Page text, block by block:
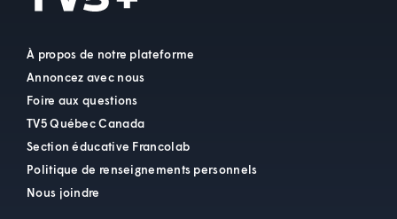
À propos de notre plateforme
Annoncez avec nous
Foire aux questions
TV5 Québec Canada
Section éducative Francolab
Politique de renseignements personnels
Nous joindre